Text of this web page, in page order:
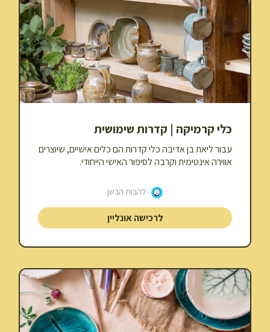
כלי קרמיקה | קדרות שימושית
עבור ליאת בן אדיבה כלי קדרות הם כלים אישיים, שיוצרים
אווירה אינטימית וקרבה לסיפור האישי הייחודי.
להבות הבשן
לרכישה אונליין